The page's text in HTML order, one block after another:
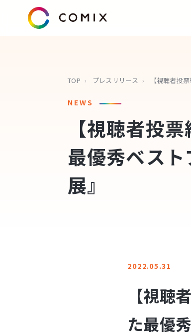
TOP › プレスリリース ›
NEWS
【視聴者投
最優秀ベス
展』
2022.05.31
【視聴
た最優